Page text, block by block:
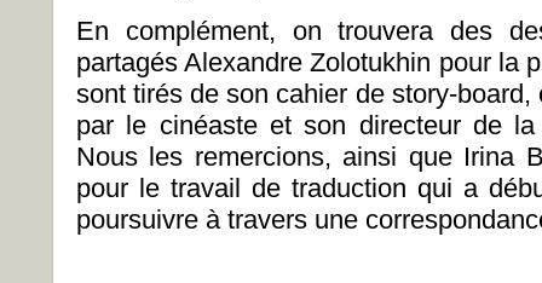
En complément, on trouvera des
partagés Alexandre Zolotukhin pour la
sont tirés de son cahier de story-board,
par le cinéaste et son directeur de la
Nous les remercions, ainsi que Irina
pour le travail de traduction qui a
poursuivre à travers une